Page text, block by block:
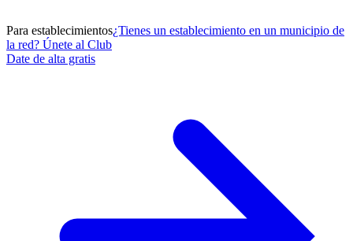
Para establecimientos¿Tienes un establecimiento en un municipio de
la red? Únete al Club
Date de alta gratis